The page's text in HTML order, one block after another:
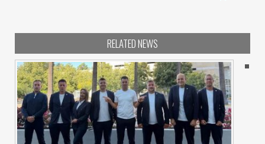
RELATED NEWS